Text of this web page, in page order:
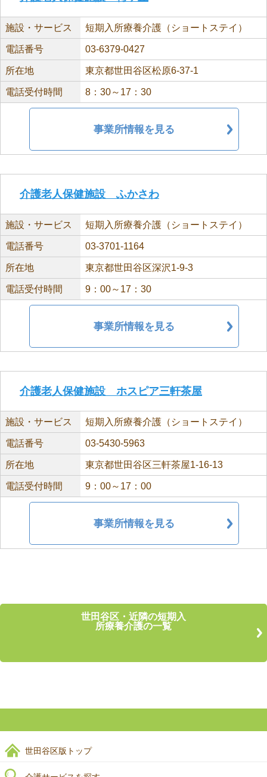
施設・サービス 短期入所療養介護（ショートステイ）
電話番号 03-6379-0427
所在地 東京都世田谷区松原6-37-1
電話受付時間 8：30～17：30
事業所情報を見る
介護老人保健施設 ふかさわ
施設・サービス 短期入所療養介護（ショートステイ）
電話番号 03-3701-1164
所在地 東京都世田谷区深沢1-9-3
電話受付時間 9：00～17：30
事業所情報を見る
介護老人保健施設 ホスピア三軒茶屋
施設・サービス 短期入所療養介護（ショートステイ）
電話番号 03-5430-5963
所在地 東京都世田谷区三軒茶屋1-16-13
電話受付時間 9：00～17：00
事業所情報を見る
世田谷区・近隣の短期入
所療養介護の一覧
世田谷区版トップ